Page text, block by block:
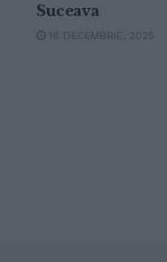
Suceava
18 DECEMBRIE, 2025